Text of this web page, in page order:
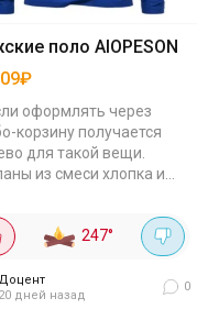
поло AIOPESON
оформлять через
корзину получается
для такой вещи.
из смеси хлопка и
и не мнутся сильно,
247°
Доцент
20 дней назад
0